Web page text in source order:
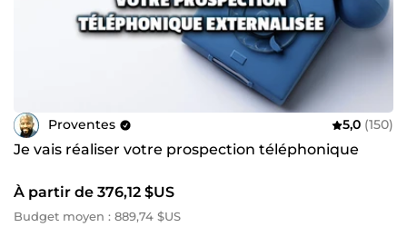
Proventes 5,0 (150)
Je vais réaliser votre prospection téléphonique
À partir de 376,12 $US
Budget moyen : 889,74 $US